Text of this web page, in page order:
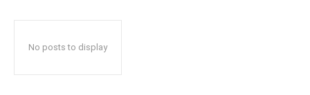
No posts to display